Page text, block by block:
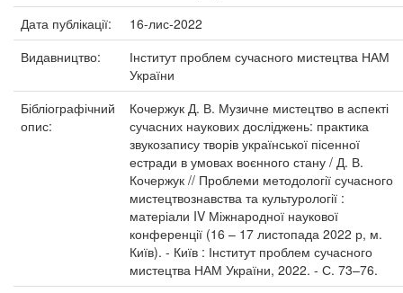
Дата публікації:
16-лис-2022
Видавництво:
Інститут проблем сучасного мистецтва НАМ
України
Бібліографічний
опис:
Кочержук Д. В. Музичне мистецтво в аспекті
сучасних наукових досліджень: практика
звукозапису творів української пісенної
естради в умовах воєнного стану / Д. В.
Кочержук // Проблеми методології сучасного
мистецтвознавства та культурології :
матеріали IV Міжнародної наукової
конференції (16 – 17 листопада 2022 р, м.
Київ). - Київ : Інститут проблем сучасного
мистецтва НАМ України, 2022. - С. 73–76.